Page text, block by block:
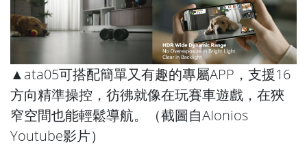
▲ata05可搭配簡單又有趣的專屬APP，支援16
方向精準操控，彷彿就像在玩賽車遊戲，在狹
窄空間也能輕鬆導航。（截圖自AIonios
Youtube影片）